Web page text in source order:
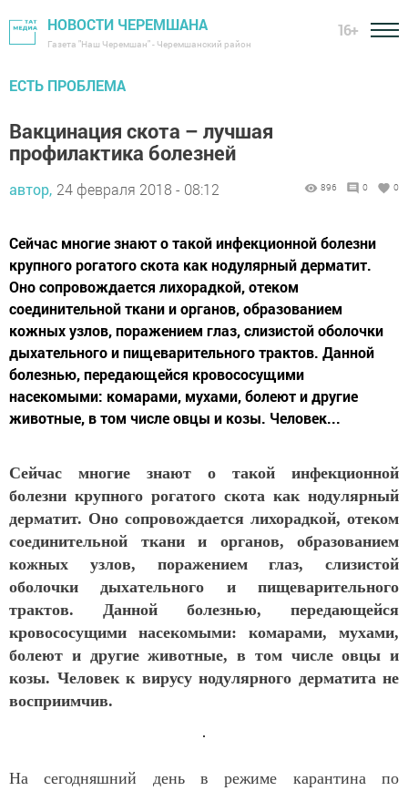
НОВОСТИ ЧЕРЕМШАНА
Газета "Наш Черемшан" - Черемшанский район
16+
ЕСТЬ ПРОБЛЕМА
Вакцинация скота – лучшая
профилактика болезней
автор, 24 февраля 2018 - 08:12 896 0 0
Сейчас многие знают о такой инфекционной болезни
крупного рогатого скота как нодулярный дерматит.
Оно сопровождается лихорадкой, отеком
соединительной ткани и органов, образованием
кожных узлов, поражением глаз, слизистой оболочки
дыхательного и пищеварительного трактов. Данной
болезнью, передающейся кровососущими
насекомыми: комарами, мухами, болеют и другие
животные, в том числе овцы и козы. Человек...
Сейчас многие знают о такой инфекционной
болезни крупного рогатого скота как нодулярный
дерматит. Оно сопровождается лихорадкой, отеком
соединительной ткани и органов, образованием
кожных узлов, поражением глаз, слизистой
оболочки дыхательного и пищеварительного
трактов. Данной болезнью, передающейся
кровососущими насекомыми: комарами, мухами,
болеют и другие животные, в том числе овцы и
козы. Человек к вирусу нодулярного дерматита не
восприимчив.
На сегодняшний день в режиме карантина по